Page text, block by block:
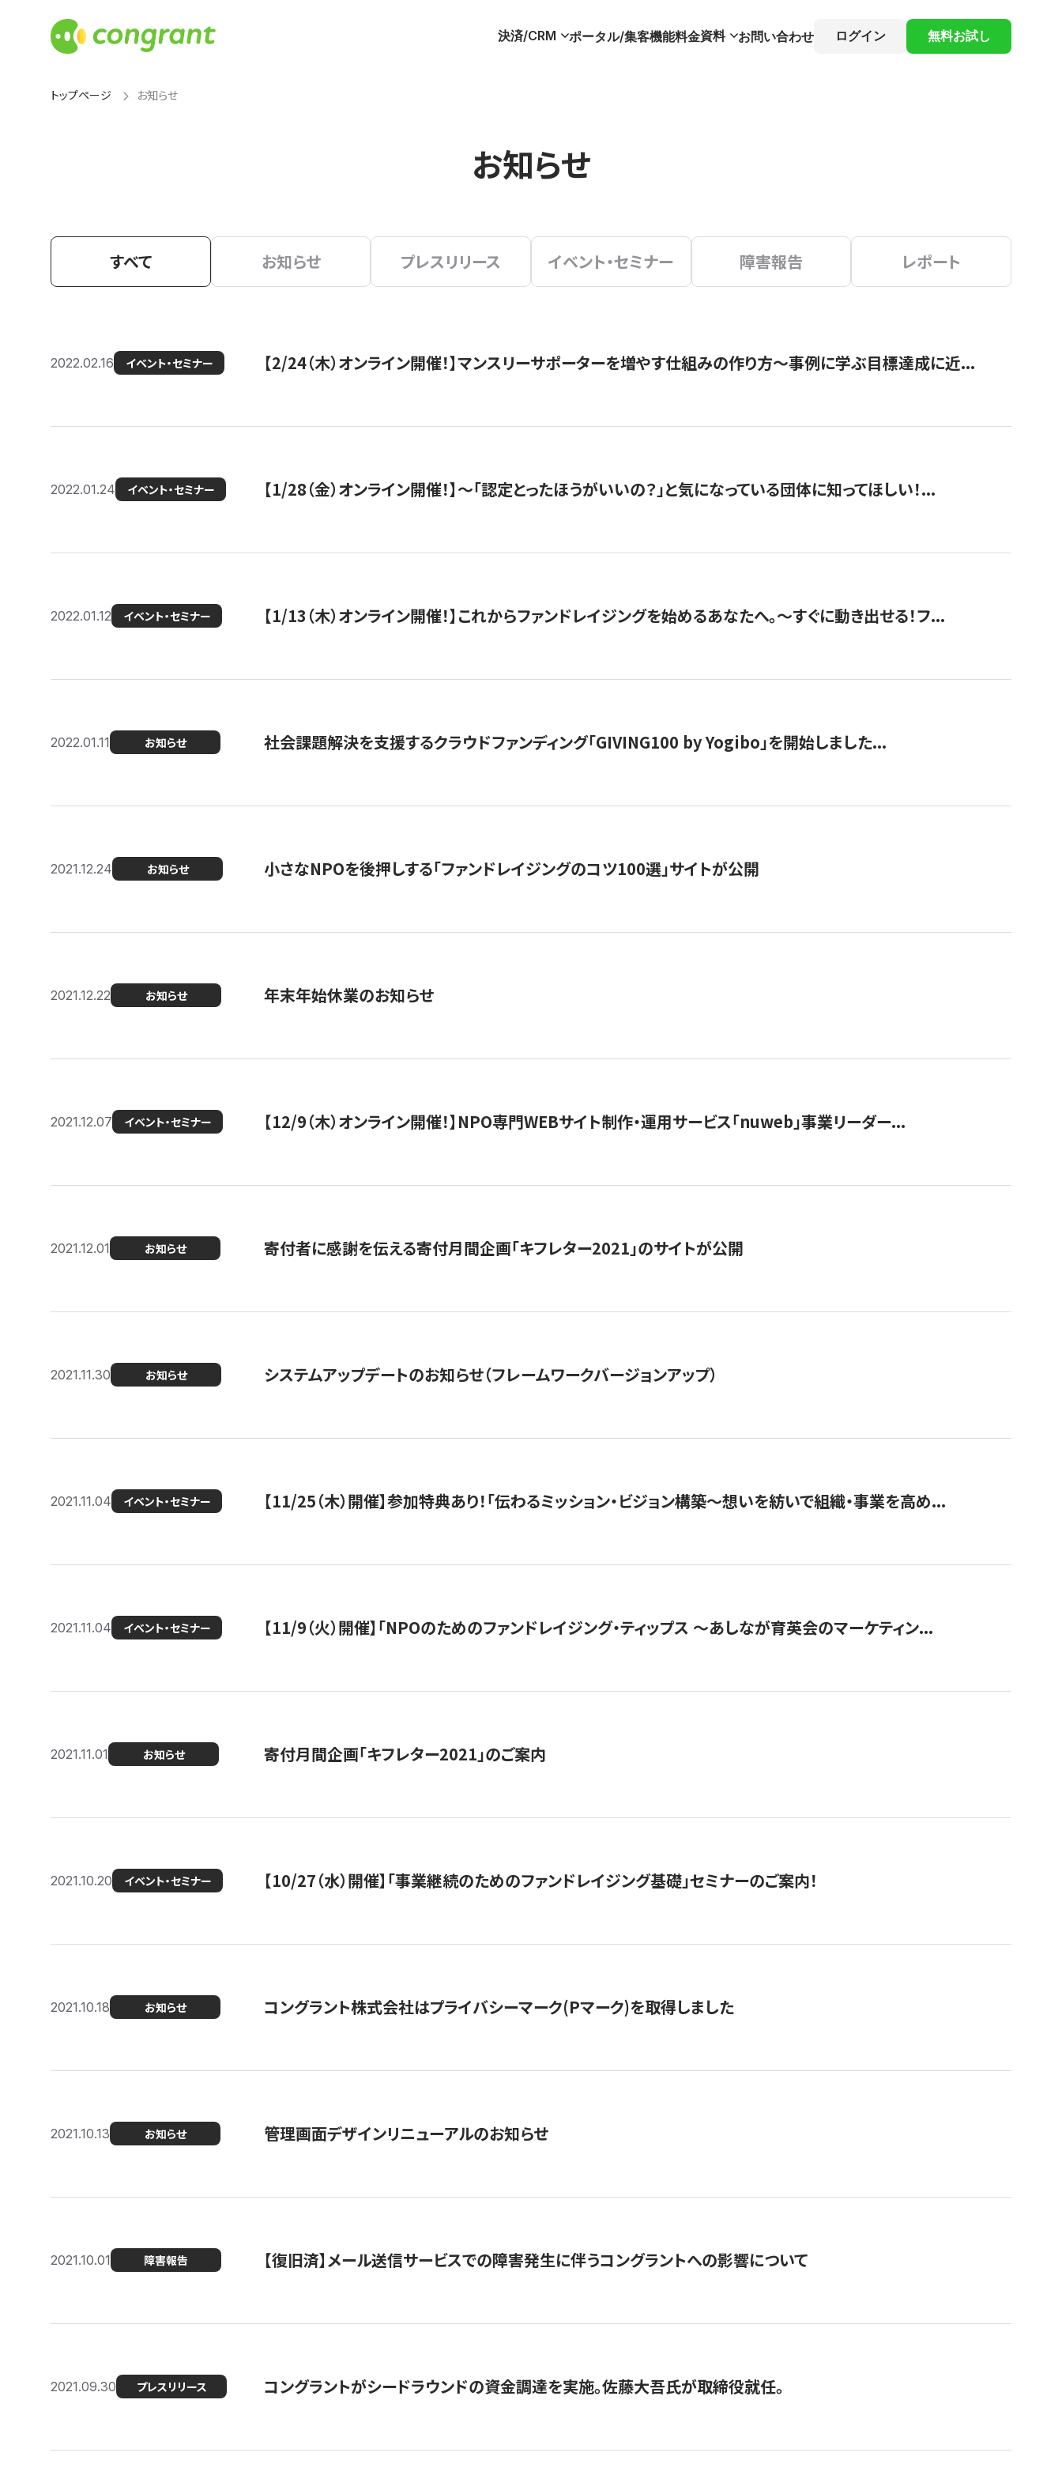
決済/CRM ポータル/集客機能料金資料 お問い合わせ ログイン 無料お試し
トップページ お知らせ
お知らせ
すべて お知らせ プレスリリース イベント・セミナー 障害報告 レポート
2022.02.16 イベント・セミナー 【2/24（木）オンライン開催！】マンスリーサポーターを増やす仕組みの作り方〜事例に学ぶ目標達成に近...
2022.01.24 イベント・セミナー 【1/28（金）オンライン開催！】〜「認定とったほうがいいの？」と気になっている団体に知ってほしい！...
2022.01.12 イベント・セミナー 【1/13（木）オンライン開催！】これからファンドレイジングを始めるあなたへ。〜すぐに動き出せる！フ...
2022.01.11 お知らせ 社会課題解決を支援するクラウドファンディング「GIVING100 by Yogibo」を開始しました...
2021.12.24 お知らせ 小さなNPOを後押しする「ファンドレイジングのコツ100選」サイトが公開
2021.12.22 お知らせ 年末年始休業のお知らせ
2021.12.07 イベント・セミナー 【12/9（木）オンライン開催！】NPO専門WEBサイト制作・運用サービス「nuweb」事業リーダー...
2021.12.01 お知らせ 寄付者に感謝を伝える寄付月間企画「キフレター2021」のサイトが公開
2021.11.30 お知らせ システムアップデートのお知らせ（フレームワークバージョンアップ）
2021.11.04 イベント・セミナー 【11/25（木）開催】参加特典あり！「伝わるミッション・ビジョン構築〜想いを紡いで組織・事業を高め...
2021.11.04 イベント・セミナー 【11/9（火）開催】「NPOのためのファンドレイジング・ティップス 〜あしなが育英会のマーケティン...
2021.11.01 お知らせ 寄付月間企画「キフレター2021」のご案内
2021.10.20 イベント・セミナー 【10/27（水）開催】「事業継続のためのファンドレイジング基礎」セミナーのご案内！
2021.10.18 お知らせ コングラント株式会社はプライバシーマーク(Pマーク)を取得しました
2021.10.13 お知らせ 管理画面デザインリニューアルのお知らせ
2021.10.01 障害報告 【復旧済】メール送信サービスでの障害発生に伴うコングラントへの影響について
2021.09.30 プレスリリース コングラントがシードラウンドの資金調達を実施。佐藤大吾氏が取締役就任。